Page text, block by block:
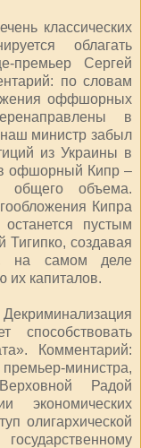
классических
облагать
премьер Сергей
по словам
оффшорных
в
министр забыл
из Украины в
офшорный Кипр –
объема.
Кипра
пустым
Тигипко, создавая
на самом деле
их капиталов.
способствовать
Комментарий:
министра,
Радой
экономических
олигархической